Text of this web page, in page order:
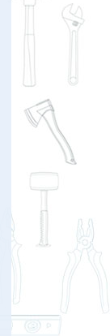
ручная, М3 х 0.5
точность 6g,
сталь Р6М5,
блистер